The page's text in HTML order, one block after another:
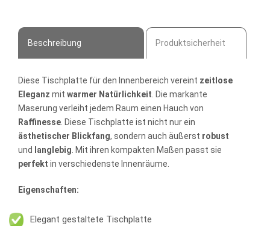
Beschreibung Produktsicherheit
Diese Tischplatte für den Innenbereich vereint zeitlose
Eleganz mit warmer Natürlichkeit. Die markante
Maserung verleiht jedem Raum einen Hauch von
Raffinesse. Diese Tischplatte ist nicht nur ein
ästhetischer Blickfang, sondern auch äußerst robust
und
langlebig. Mit ihren kompakten Maßen passt sie
perfekt in verschiedenste Innenräume.
Eigenschaften:
Elegant gestaltete Tischplatte